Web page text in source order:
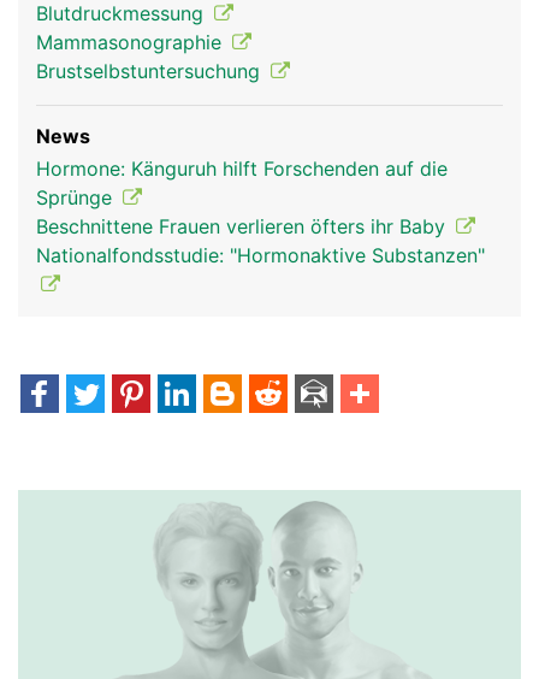
Blutdruckmessung
Mammasonographie
Brustselbstuntersuchung
News
Hormone: Känguruh hilft Forschenden auf die
Sprünge
Beschnittene Frauen verlieren öfters ihr Baby
Nationalfondsstudie: "Hormonaktive Substanzen"